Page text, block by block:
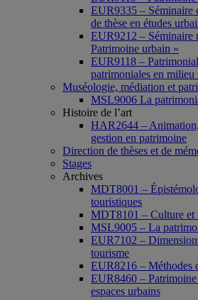
EUR9335 – Séminaire
de thèse en études
EUR9212 – Séminaire
Patrimoine urbain »
EUR9118 –
patrimoniales en milieu
Muséologie, médiation et
MSL9006 La
Histoire de l’art
HAR2644 –
gestion en patrimoine
Direction de thèses et de
Stages
Archives
MDT8001 –
touristiques
MDT8101 – Culture et
MSL9005 – La
EUR7102 –
tourisme
EUR8216 – Méthodes
EUR8460 –
espaces urbains